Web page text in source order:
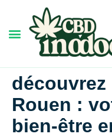
Rouen :
bien-être